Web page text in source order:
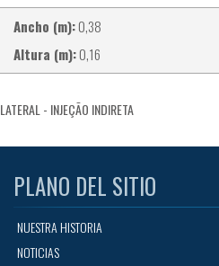
Ancho (m):0,38
Altura (m):0,16
LATERAL - INJEÇÃO INDIRETA
PLANO DEL SITIO
NUESTRA HISTORIA
NOTICIAS